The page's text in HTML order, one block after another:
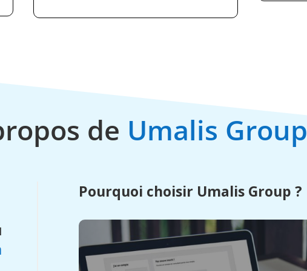
de Umalis Group
Pourquoi choisir Umalis Group ?